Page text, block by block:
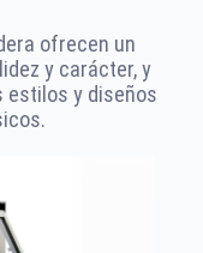
ofrecen un
y carácter, y
estilos y diseños